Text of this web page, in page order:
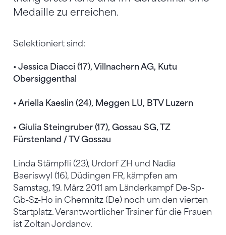
Medaille zu erreichen.
Selektioniert sind:
• Jessica Diacci (17), Villnachern AG, Kutu
Obersiggenthal
• Ariella Kaeslin (24), Meggen LU, BTV Luzern
• Giulia Steingruber (17), Gossau SG, TZ
Fürstenland / TV Gossau
Linda Stämpfli (23), Urdorf ZH und Nadia
Baeriswyl (16), Düdingen FR, kämpfen am
Samstag, 19. März 2011 am Länderkampf De-Sp-
Gb-Sz-Ho in Chemnitz (De) noch um den vierten
Startplatz. Verantwortlicher Trainer für die Frauen
ist Zoltan Jordanov.